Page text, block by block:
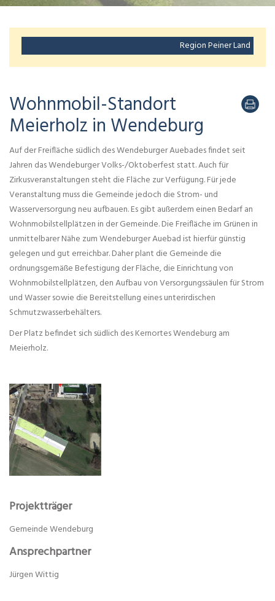
Region Peiner Land
Wohnmobil-Standort
Meierholz in Wendeburg
Auf der Freifläche südlich des Wendeburger Auebades findet seit
Jahren das Wendeburger Volks-/Oktoberfest statt. Auch für
Zirkusveranstaltungen steht die Fläche zur Verfügung. Für jede
Veranstaltung muss die Gemeinde jedoch die Strom- und
Wasserversorgung neu aufbauen. Es gibt außerdem einen Bedarf an
Wohnmobilstellplätzen in der Gemeinde. Die Freifläche im Grünen in
unmittelbarer Nähe zum Wendeburger Auebad ist hierfür günstig
gelegen und gut erreichbar. Daher plant die Gemeinde die
ordnungsgemäße Befestigung der Fläche, die Einrichtung von
Wohnmobilstellplätzen, den Aufbau von Versorgungssäulen für Strom
und Wasser sowie die Bereitstellung eines unterirdischen
Schmutzwasserbehälters.
Der Platz befindet sich südlich des Kernortes Wendeburg am
Meierholz.
Projektträger
Gemeinde Wendeburg
Ansprechpartner
Jürgen Wittig